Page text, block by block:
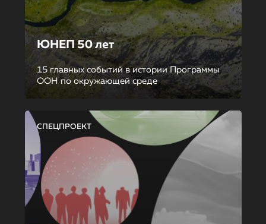
ЮНЕП 50 лет
15 главных событий в истории Программы
ООН по окружающей среде
СПЕЦПРОЕКТ